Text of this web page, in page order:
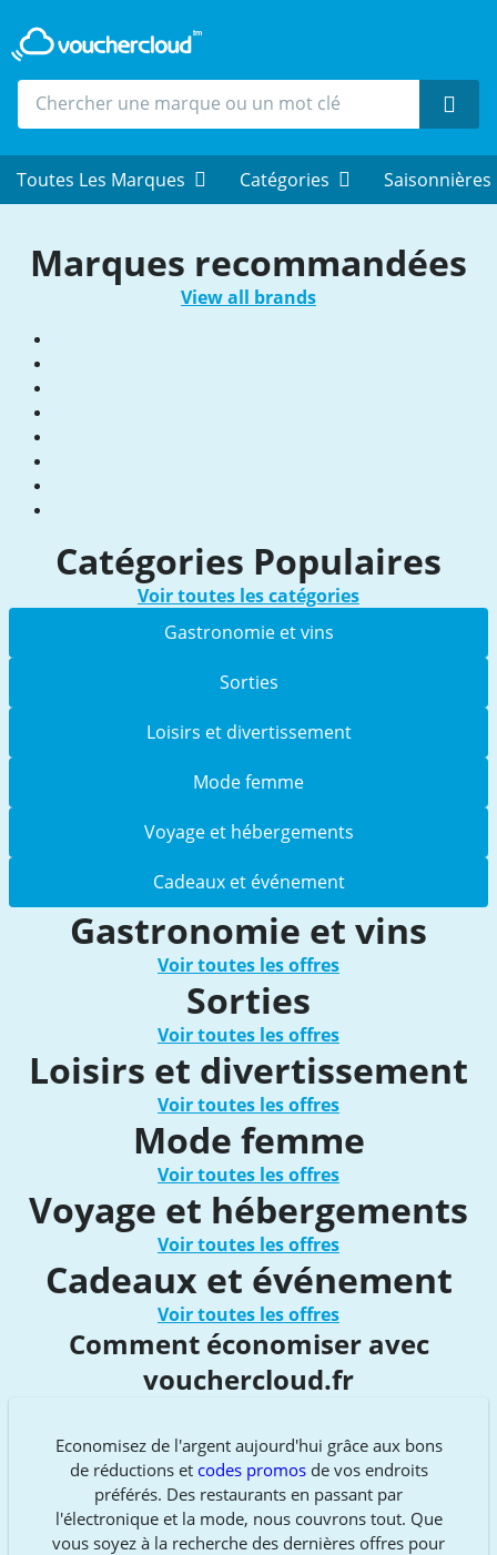
Toutes Les Marques Catégories Saisonnières
Marques recommandées
View all brands
Catégories Populaires
Voir toutes les catégories
Gastronomie et vins
Sorties
Loisirs et divertissement
Mode femme
Voyage et hébergements
Cadeaux et événement
Gastronomie et vins
Voir toutes les offres
Sorties
Voir toutes les offres
Loisirs et divertissement
Voir toutes les offres
Mode femme
Voir toutes les offres
Voyage et hébergements
Voir toutes les offres
Cadeaux et événement
Voir toutes les offres
Comment économiser avec
vouchercloud.fr
Economisez de l'argent aujourd'hui grâce aux bons
de réductions et codes promosde vos endroits
préférés. Des restaurants en passant par
l'électronique et la mode, nous couvrons tout. Que
vous soyez à la recherche des dernières offres pour